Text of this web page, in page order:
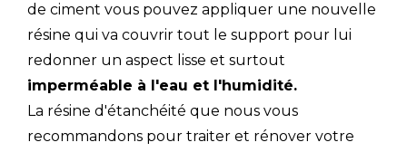
de ciment vous pouvez appliquer une nouvelle
résine qui va couvrir tout le support pour lui
redonner un aspect lisse et surtout
imperméable à l'eau et l'humidité.
La résine d'étanchéité que nous vous
recommandons pour traiter et rénover votre